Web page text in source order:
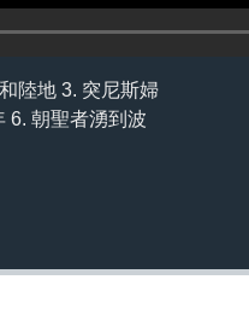
陸地 3. 突尼斯婦
6. 朝聖者湧到波